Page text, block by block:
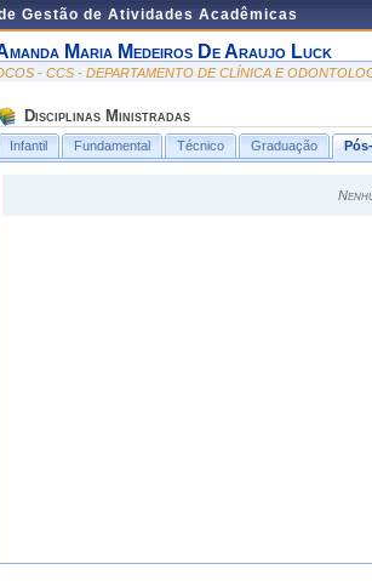
Gestão de Atividades Acadêmicas
Maria Medeiros De Araujo Luck
- CCS - DEPARTAMENTO DE CLÍNICA E
Disciplinas Ministradas
Infantil Fundamental Técnico Graduação